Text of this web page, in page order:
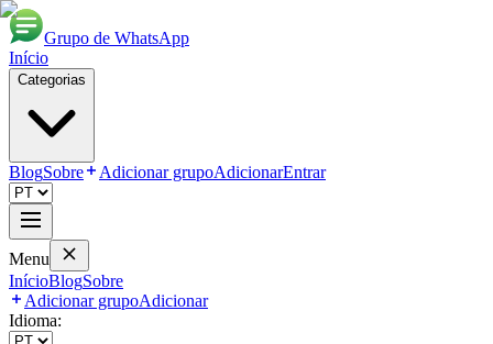
Grupo de WhatsApp
Início
Categorias
BlogSobre Adicionar grupoAdicionarEntrar
Menu
InícioBlogSobre
Adicionar grupoAdicionar
Idioma: